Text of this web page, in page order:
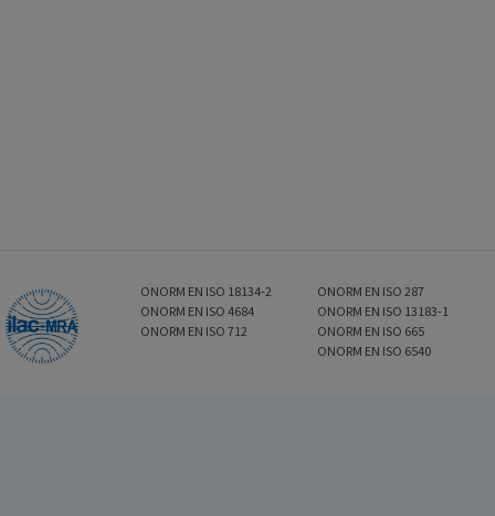
ONORM EN ISO 18134-2
ONORM EN ISO 4684
ONORM EN ISO 712
ONORM EN ISO 287
ONORM EN ISO 13183-1
ONORM EN ISO 665
ONORM EN ISO 6540